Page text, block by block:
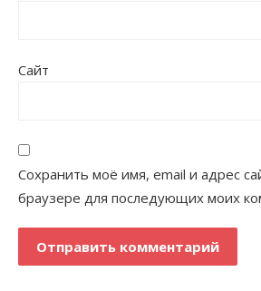
Сайт
Сохранить моё имя, email и адрес
браузере для последующих моих